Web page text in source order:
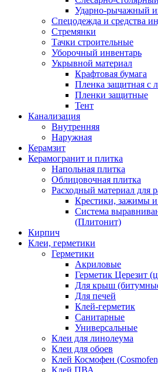
Ударно-рычажный
Спецодежда и средства
Стремянки
Тачки строительные
Уборочный инвентарь
Укрывной материал
Крафтовая бумага
Пленка защитная с
Пленки защитные
Тент
Канализация
Внутренняя
Наружная
Керамзит
Керамогранит и плитка
Напольная плитка
Облицовочная плитка
Расходный материал для
Крестики, зажимы
Система
(Плитонит)
Кирпич
Клеи, герметики
Герметики
Акриловые
Герметик Церезит
Для крыш
Для печей
Клей-герметик
Санитарные
Универсальные
Клеи для линолеума
Клеи для обоев
Клей Космофен
Клей ПВА